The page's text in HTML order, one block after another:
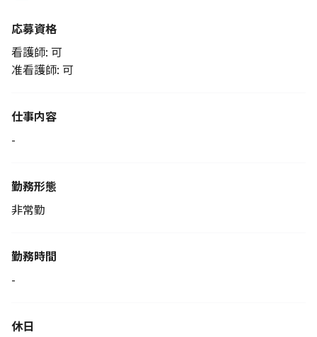
応募資格
看護師: 可
准看護師: 可
仕事内容
-
勤務形態
非常勤
勤務時間
-
休日